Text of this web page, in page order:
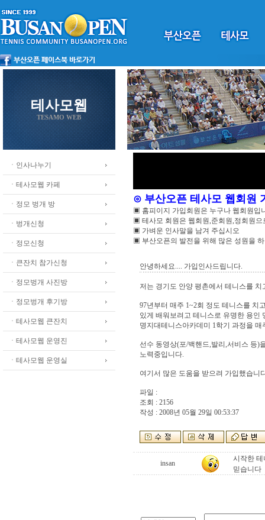
테사모웹
TESAMO WEB
ㆍ인사나누기
ㆍ테사모웹 카페
ㆍ정모 벙개 방
ㆍ벙개신청
ㆍ정모신청
ㆍ큰잔치 참가신청
ㆍ정모벙개 사진방
ㆍ정모벙개 후기방
ㆍ테사모웹 큰잔치
ㆍ테사모웹 운영진
ㆍ테사모웹 운영실
⊙ 부산오픈 테사모 웹회원
▣ 홈피이지 가입회원은 누구나 웹회원입
▣ 테사모 회원은 웹회원,준회원,정회원으
▣ 가벼운 인사말을 남겨 주십시오
▣ 부산오픈의 발전을 위해 많은 성원을
안녕하세요.... 가입인사드립니다.
저는 경기도 안양 평촌에서 테니스를
97년부터 매주 1~2회 정도 테니스를 치
있게 배워보려고 테니스로 유명한 용인
명지대테니스아카데미 1학기 과정을
선수 동영상(포/백핸드,발리,서비스 등)
노력중입니다.
여기서 많은 도움을 받으려 가입했습니
파일 :
조회 : 2156
작성 : 2008년 05월 29일 00:53:37
insan
시작한
믿습니다